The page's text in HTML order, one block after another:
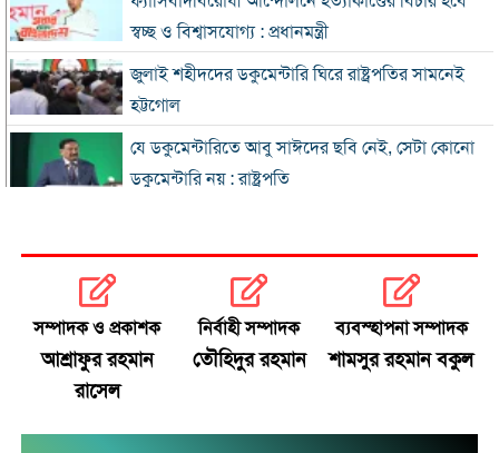
স্বচ্ছ ও বিশ্বাসযোগ্য : প্রধানমন্ত্রী
জুলাই শহীদদের ডকুমেন্টারি ঘিরে রাষ্ট্রপতির সামনেই
হট্টগোল
যে ডকুমেন্টারিতে আবু সাঈদের ছবি নেই, সেটা কোনো
ডকুমেন্টারি নয় : রাষ্ট্রপতি
জুলাই জাদুঘর হবে পথ দেখানোর স্থান: ইউনূস
ছুটিতে ঘরমুখী মানুষের ঢল, গাজীপুর মহাসড়কে যানজট
রাজপথে সক্রিয়তা
সম্পাদক ও প্রকাশক
আশ্রাফুর রহমান
রাসেল
নির্বাহী সম্পাদক
তৌহিদুর রহমান
ব্যবস্হাপনা সম্পাদক
শামসুর রহমান বকুল